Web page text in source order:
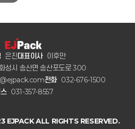
은진대표이사 이후만
성시 송산면 송산포도로 300
전화 032-676-1500
031-357-8557
EJPACK ALL RIGHTS RESERVED.